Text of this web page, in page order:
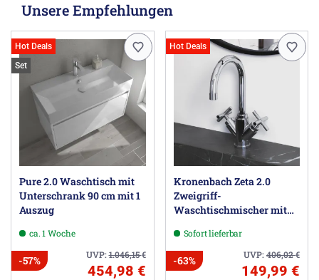
Unsere Empfehlungen
Hot Deals
Set
Pure 2.0 Waschtisch mit
Unterschrank 90 cm mit 1
Auszug
ca. 1 Woche
UVP:1.046,15€
-57%
454,98 €
Hot Deals
Kronenbach Zeta 2.0
Zweigriff-
Waschtischmischer mit
Sofort lieferbar
UVP:406,02€
-63%
149,99 €